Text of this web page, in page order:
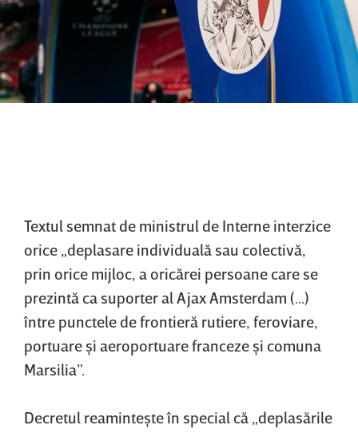
Textul semnat de ministrul de Interne interzice
orice „deplasare individuală sau colectivă,
prin orice mijloc, a oricărei persoane care se
prezintă ca suporter al Ajax Amsterdam (...)
între punctele de frontieră rutiere, feroviare,
portuare şi aeroportuare franceze şi comuna
Marsilia”.
Decretul reaminteşte în special că „deplasările